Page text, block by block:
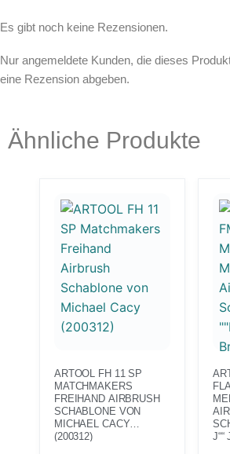
Es gibt noch keine Rezensionen.
Nur angemeldete Kunden, die dieses
eine Rezension abgeben.
Ähnliche Produkte
ARTOOL FH 11 SP
MATCHMAKERS
FREIHAND AIRBRUSH
SCHABLONE VON
MICHAEL CACY
(200312)
J““